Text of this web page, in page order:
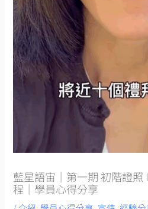
藍星語宙｜第一期 初階證
程｜學員心得分享